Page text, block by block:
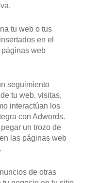
tu webo tus
en el
web
seguimiento
tu web, visitas,
interactúan los
con Adwords.
un trozo de
las páginas web
de otras